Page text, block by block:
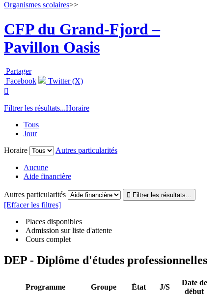
Organismes scolaires>>
CFP du Grand-Fjord –
Pavillon Oasis
Partager
Facebook
Twitter (X)

Filtrer les résultats...Horaire
Tous
Jour
Horaire
Autres particularités
Aucune
Aide financière
Autres particularités
[Effacer les filtres]
Places disponibles
Admission sur liste d'attente
Cours complet
DEP - Diplôme d'études professionnelles
Programme Groupe État J/S
Date de
début